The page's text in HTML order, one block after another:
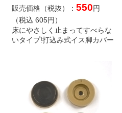
販売価格（税抜）：550円
（税込605円）
床にやさしく止まってすべらな
いタイプ!打込み式イス脚カバー